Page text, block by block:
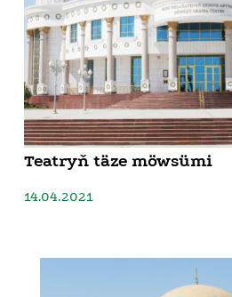
Teatryň täze möwsümi
14.04.2021